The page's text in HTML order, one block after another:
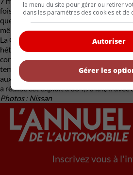
fois la barre des 7 minutes et demie.
quelques autres fois et, en octobre 2012,
même exploit en 7 minutes et 18
La GT-R R35 est également connue
hétéroclites, comme ce record du
contrôlé (drift, disent les anglophones)
temps réalisé en 2016. C’est à
aux Émirats arabes unis, qu’une R35
a réalisé cet exploit à 304,96 km/h avec
Photos : Nissan
Inscrivez vous à
le menu du site pour gérer ou retirer
dans les paramètres des cookies et de
Autoriser
Gérer les